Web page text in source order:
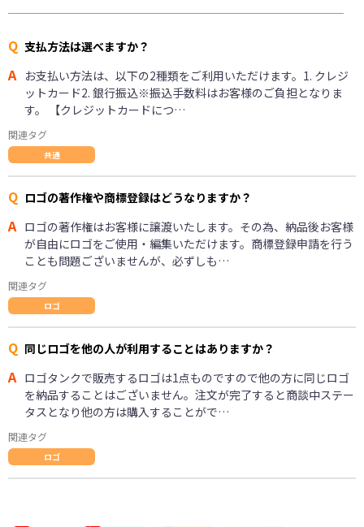
Q 支払方法は選べますか？
A お支払い方法は、以下の2種類をご利用いただけます。1. クレジ
ットカード2. 銀行振込※振込手数料はお客様のご負担となりま
す。 【クレジットカードにつ…
関連タグ
共通
Q ロゴの著作権や商標登録はどうなりますか？
A ロゴの著作権はお客様に譲渡いたします。その為、納品後お客様
が自由にロゴをご使用・編集いただけます。商標登録申請を行う
ことも問題ございませんが、必ずしも…
関連タグ
ロゴ
Q 同じロゴを他の人が利用することはありますか？
A ロゴタンクで販売するロゴは1点ものですので他の方に同じロゴ
を納品することはございません。注文が完了すると商談中ステー
タスとなり他の方は購入することがで…
関連タグ
ロゴ